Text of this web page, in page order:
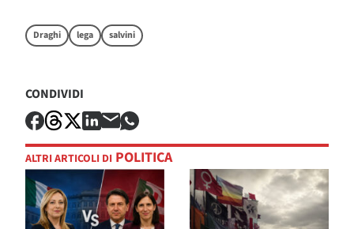
Draghi lega salvini
CONDIVIDI
ALTRI ARTICOLI DI POLITICA